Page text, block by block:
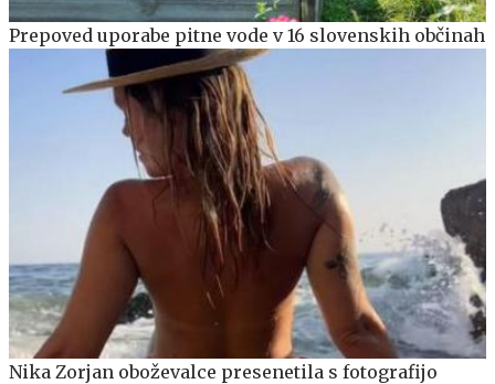
Prepoved uporabe pitne vode v 16 slovenskih občinah
Nika Zorjan oboževalce presenetila s fotografijo